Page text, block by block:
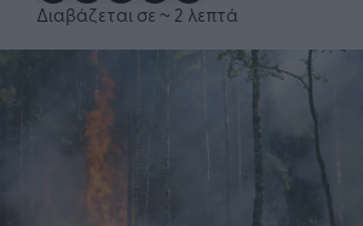
Διαβάζεται σε ~ 2 λεπτά